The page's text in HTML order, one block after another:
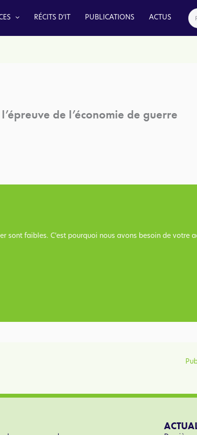
RÉCITS D’IT PUBLICATIONS ACTUS
de l’économie de guerre
sont faibles. C’est pourquoi nous avons besoin de votre